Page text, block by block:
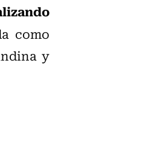
como
y